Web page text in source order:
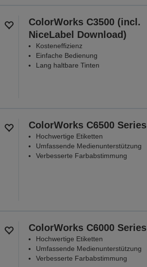
ColorWorks C3500 (incl.
NiceLabel Download)
Kosteneffizienz
Einfache Bedienung
Lang haltbare Tinten
ColorWorks C6500 Series
Hochwertige Etiketten
Umfassende Medienunterstützung
Verbesserte Farbabstimmung
ColorWorks C6000 Series
Hochwertige Etiketten
Umfassende Medienunterstützung
Verbesserte Farbabstimmung